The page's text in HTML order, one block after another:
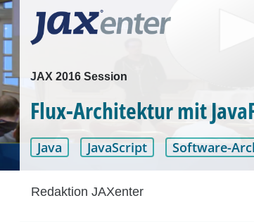
JAX 2016 Session
Flux-Architektur mit
Java JavaScript Software-
Redaktion JAXenter